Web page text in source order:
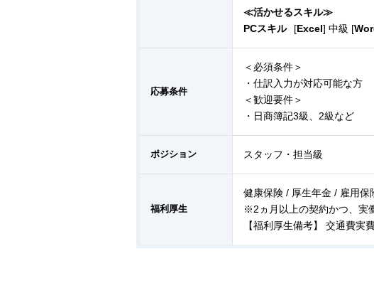
≪活かせるスキル≫
PCスキル
[Excel] 中級 [
応募条件
＜必須条件＞
・仕訳入力が対応可能な方
＜歓迎要件＞
・日商簿記3級、2級など
ポジション スタッフ・担当級
福利厚生
健康保険 / 厚生年金 / 雇用保
※2ヵ月以上の契約かつ、実
【福利厚生備考】 交通費実